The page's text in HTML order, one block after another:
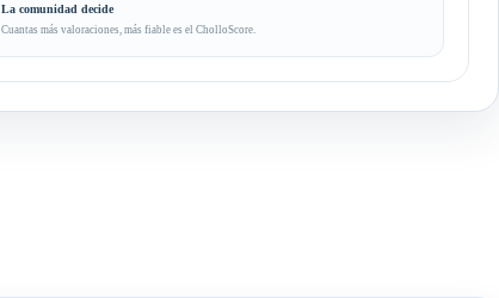
La comunidad decide
Cuantas más valoraciones, más fiable es el CholloScore.